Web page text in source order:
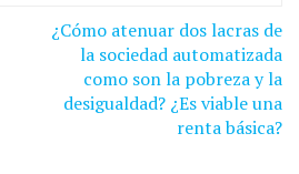
¿Cómo atenuar dos lacras de
la sociedad automatizada
como son la pobreza y la
desigualdad? ¿Es viable una
renta básica?